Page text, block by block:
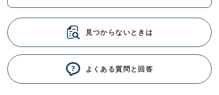
見つからないときは
よくある質問と回答